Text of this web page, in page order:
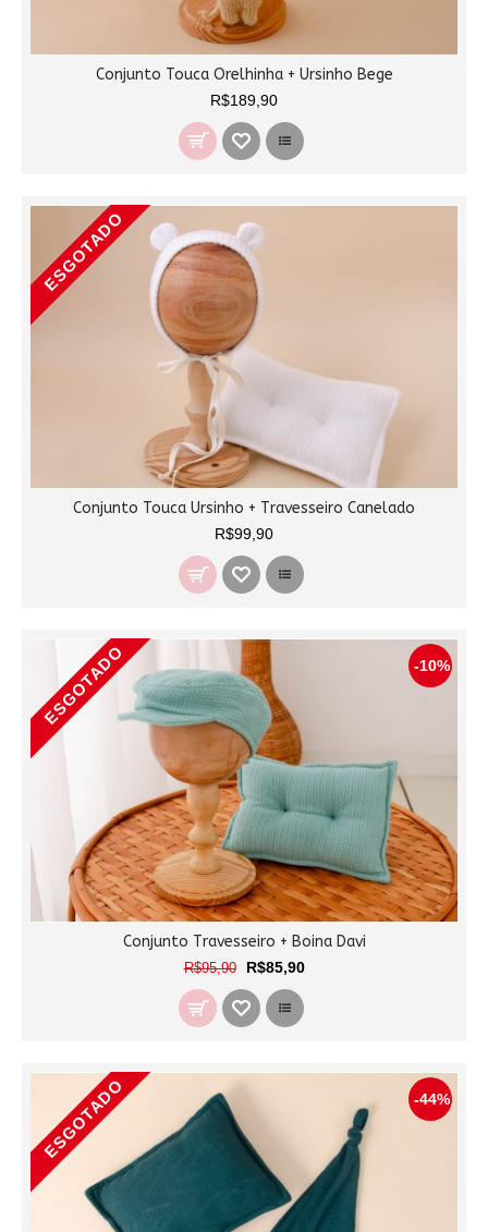
Conjunto Touca Orelhinha + Ursinho Bege
R$189,90
ESGOTADO
Conjunto Touca Ursinho + Travesseiro Canelado
R$99,90
-10%
ESGOTADO
Conjunto Travesseiro + Boina Davi
R$95,90 R$85,90
-44%
ESGOTADO